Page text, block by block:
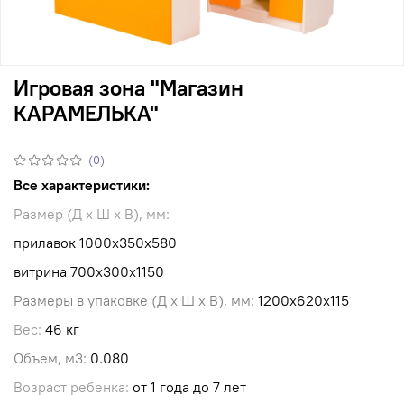
(0)
Игровая зона "Магазин
КАРАМЕЛЬКА"
Все характеристики:
Размер (Д х Ш х В), мм:
прилавок 1000х350х580
витрина 700х300х1150
Размеры в упаковке (Д х Ш х В), мм: 1200х620х115
Вес: 46 кг
Объем, м3: 0.080
Возраст ребенка: от 1 года до 7 лет